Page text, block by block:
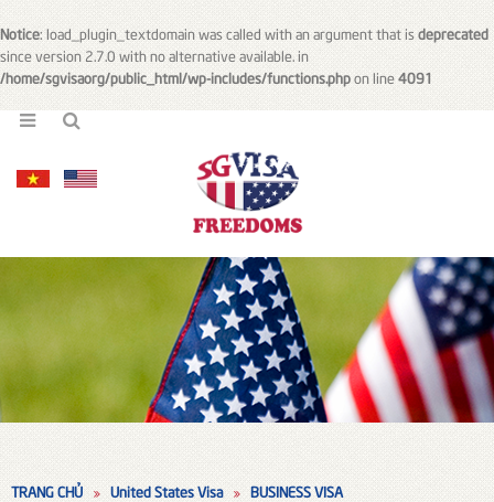
Notice: load_plugin_textdomain was called with an argument that isdeprecated
since version 2.7.0 with no alternative available. in
/home/sgvisaorg/public_html/wp-includes/functions.phpon line4091
TRANG CHỦ United States Visa BUSINESS VISA